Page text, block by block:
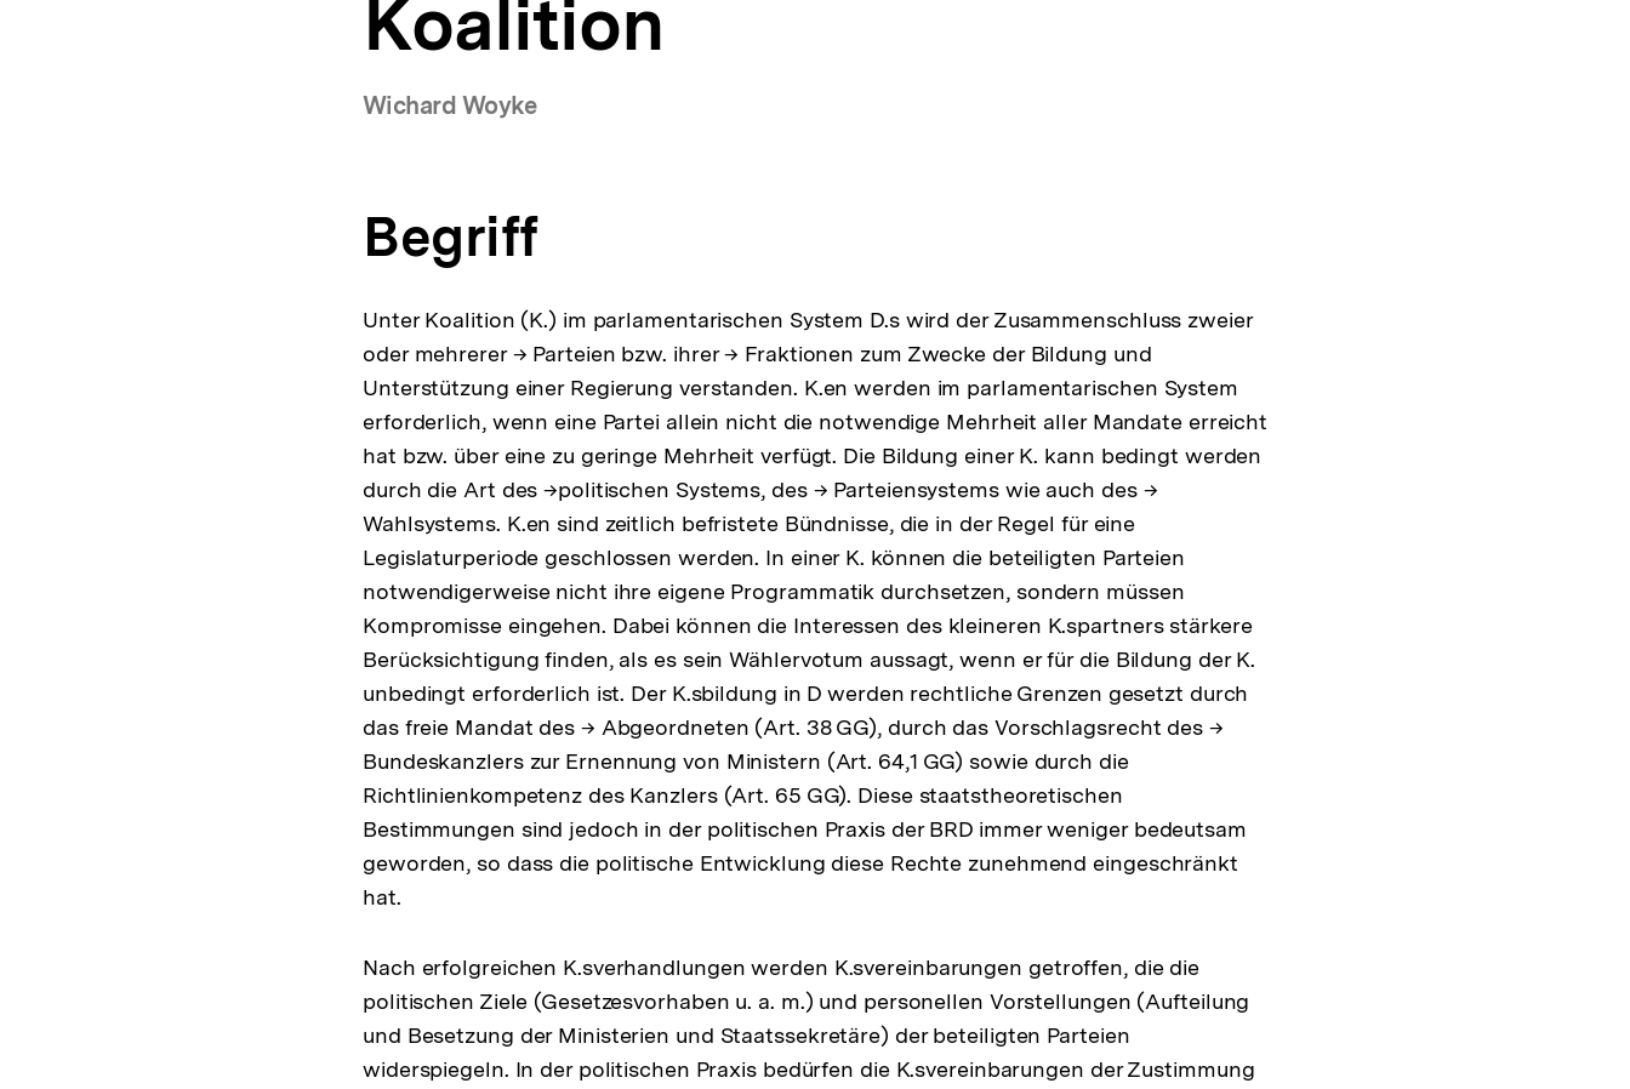
Koalition
Wichard Woyke
Begriff
Unter Koalition (K.) im parlamentarischen System D.s wird der Zusammenschluss zweier
oder mehrerer → Parteien bzw. ihrer → Fraktionen zum Zwecke der Bildung und
Unterstützung einer Regierung verstanden. K.en werden im parlamentarischen System
erforderlich, wenn eine Partei allein nicht die notwendige Mehrheit aller Mandate erreicht
hat bzw. über eine zu geringe Mehrheit verfügt. Die Bildung einer K. kann bedingt werden
durch die Art des →politischen Systems, des → Parteiensystems wie auch des →
Wahlsystems. K.en sind zeitlich befristete Bündnisse, die in der Regel für eine
Legislaturperiode geschlossen werden. In einer K. können die beteiligten Parteien
notwendigerweise nicht ihre eigene Programmatik durchsetzen, sondern müssen
Kompromisse eingehen. Dabei können die Interessen des kleineren K.spartners stärkere
Berücksichtigung finden, als es sein Wählervotum aussagt, wenn er für die Bildung der K.
unbedingt erforderlich ist. Der K.sbildung in D werden rechtliche Grenzen gesetzt durch
das freie Mandat des → Abgeordneten (Art. 38 GG), durch das Vorschlagsrecht des →
Bundeskanzlers zur Ernennung von Ministern (Art. 64,1 GG) sowie durch die
Richtlinienkompetenz des Kanzlers (Art. 65 GG). Diese staatstheoretischen
Bestimmungen sind jedoch in der politischen Praxis der BRD immer weniger bedeutsam
geworden, so dass die politische Entwicklung diese Rechte zunehmend eingeschränkt
hat.
Nach erfolgreichen K.sverhandlungen werden K.svereinbarungen getroffen, die die
politischen Ziele (Gesetzesvorhaben u. a. m.) und personellen Vorstellungen (Aufteilung
und Besetzung der Ministerien und Staatssekretäre) der beteiligten Parteien
widerspiegeln. In der politischen Praxis bedürfen die K.svereinbarungen der Zustimmung